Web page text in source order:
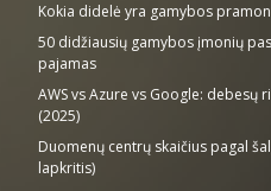
Kokia didelė yra gamybos
50 didžiausių gamybos įmonių
pajamas
AWS vs Azure vs Google: debesų
(2025)
Duomenų centrų skaičius pagal
lapkritis)